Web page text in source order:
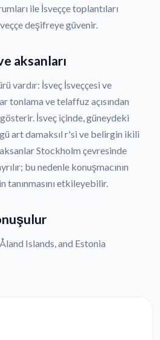
ile İsveççe toplantıları
deşifreye güvenir.
aksanları
vardır: İsveç İsveççesi ve
tonlama ve telaffuz açısından
İsveç içinde, güneydeki
art damaksıl r'si ve belirgin ikili
Stockholm çevresinde
bu nedenle konuşmacının
etkileyebilir.
Islands, and Estonia